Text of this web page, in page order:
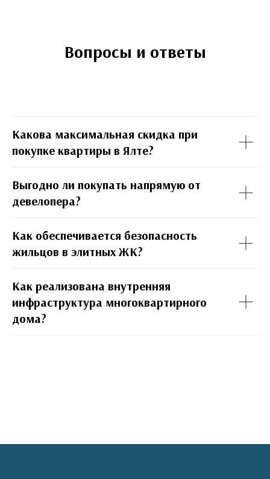
Вопросы и ответы
Какова максимальная скидка при
покупке квартиры в Ялте?
Выгодно ли покупать напрямую от
девелопера?
Как обеспечивается безопасность
жильцов в элитных ЖК?
Как реализована внутренняя
инфраструктура многоквартирного
дома?